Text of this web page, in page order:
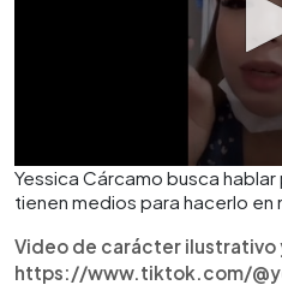
Yessica Cárcamo busca
tienen medios para hacerlo en
Video de carácter ilustrativo
https://www.tiktok.com/